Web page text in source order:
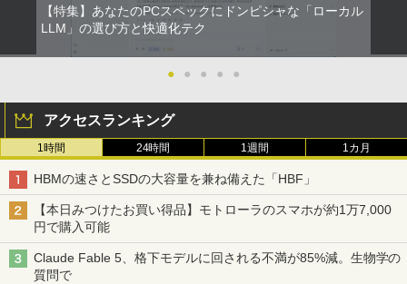
On My Road (Stadium ver.)
On My Road (Stadium ver.)
￥250
￥1,380
by Amazon 天然水ラベルレス 2L×9本
￥1,117
by Amazon 炭酸水 ラベルレス 500ml ×24本
強炭酸水 ペットボトル 500ミリリットル (Sm
art Basic)
￥1,625
ONE PIECE モノクロ版 115 (ジャンプコミッ
クスDIGITAL)
￥594
HUNTER×HUNTER モノクロ版 39 (ジャンプ
コミックスDIGITAL)
￥572
Windows11 ノートPC 14インチノート
パソコン 4GB 64GB パソコンOffice搭載
代 日本語キーボードデュアル USB3.0 WI
FI Bluetooth テレワーク応援 初心者向
け
￥21,800
EBカメラ＋フルHD】ノートパソコン 中
古パソコン 13.3インチ SSD256GB メモ
リップス 23.8型 ワイド HDMI 24インチ
液晶モニター 243V7Q フルHD(1920x10
【3ケ月保証】
￥6,480
モバイルモニター 15.6インチ InnoView
モバイルディスプレイ 自立型 1920*1080
薄型 軽量 持ち運び 壁掛けに対応 Switc
h/PS3/PS4/PS5/Xbox One/PC/スマホ/U
トランスフォーマーFANBOOK 2026
￥2,500
3
機動警察パトレイバーシバシゲオ×ぴあ
（ぴあMOOK）
￥1,925
【特集】あなたのPCスペックにドンピシャな「ローカル
LLM」の選び方と快適化テク
● ● ● ● ●
アクセスランキング
1時間 24時間 1週間 1カ月
HBMの速さとSSDの大容量を兼ね備えた「HBF」
【本日みつけたお買い得品】モトローラのスマホが約1万7,000
円で購入可能
Claude Fable 5、格下モデルに回される不満が85%減。生物学の
質問で